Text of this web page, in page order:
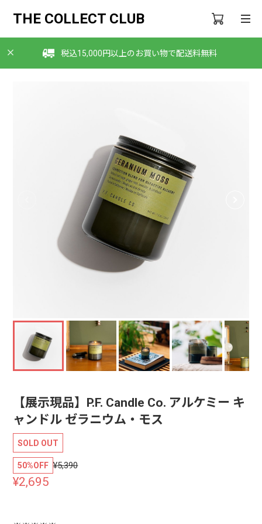
THE COLLECT CLUB
税込15,000円以上のお買い物で配送料無料
【展示現品】P.F. Candle Co. アルケミー キ
ャンドル ゼラニウム・モス
¥5,390
50%OFF
¥2,695
SOLD OUT